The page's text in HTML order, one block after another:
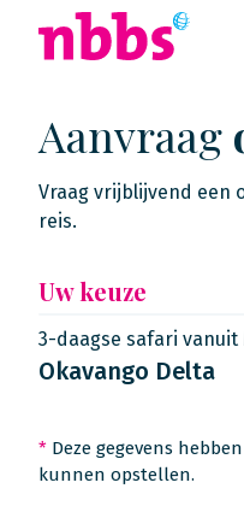
Aanvraag
Vraag vrijblijvend een
reis.
Uw keuze
3-daagse safari vanuit
Okavango Delta
* Deze gegevens
kunnen opstellen.